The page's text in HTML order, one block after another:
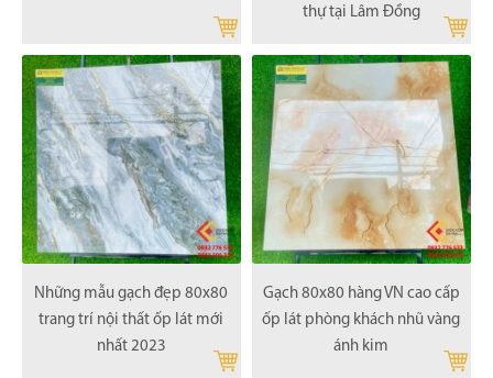
thự tại Lâm Đồng
Những mẫu gạch đẹp 80x80
trang trí nội thất ốp lát mới
nhất 2023
Gạch 80x80 hàng VN cao cấp
ốp lát phòng khách nhũ vàng
ánh kim